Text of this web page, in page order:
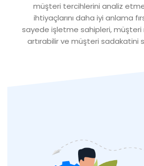
müşteri tercihlerini analiz
ihtiyaçlarını daha iyi anlama
sayede işletme sahipleri,
artırabilir ve müşteri sadakatini